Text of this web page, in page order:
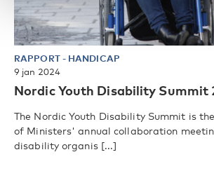
RAPPORT- HANDICAP
9 jan 2024
Nordic Youth Disability Summit
The Nordic Youth Disability Summit is
of Ministers' annual collaboration
disability organis [...]